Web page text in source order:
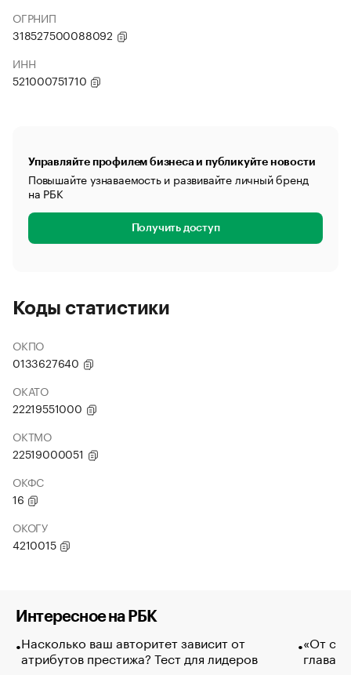
ОГРНИП
318527500088092
ИНН
521000751710
Управляйте профилем бизнеса и публикуйте новости
Повышайте узнаваемость и развивайте личный бренд
на РБК
Получить доступ
Коды статистики
ОКПО
0133627640
ОКАТО
22219551000
ОКТМО
22519000051
ОКФС
16
ОКОГУ
4210015
Интересное на РБК
Насколько ваш авторитет зависит от
атрибутов престижа? Тест для лидеров
«От
глава